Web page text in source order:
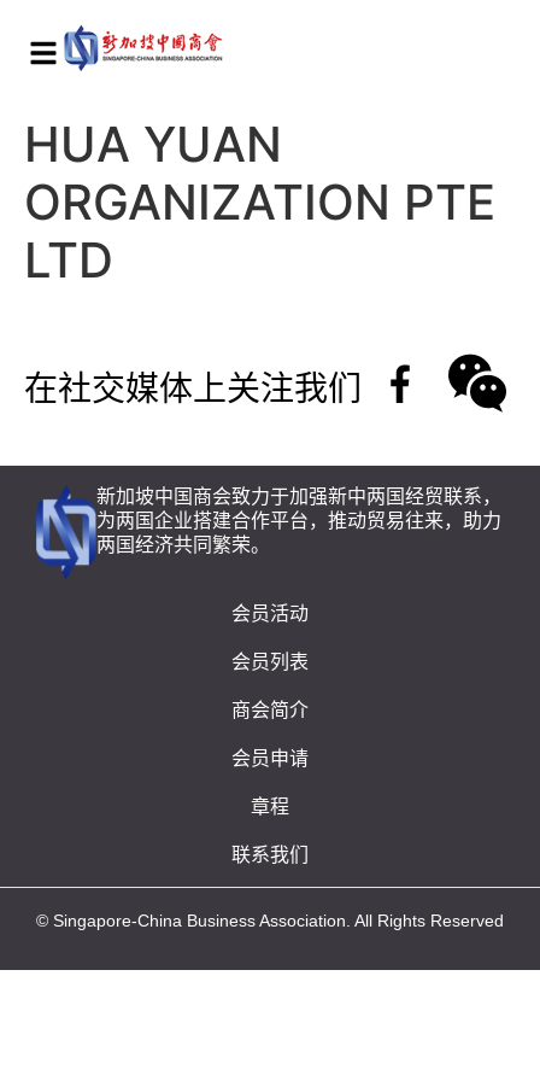
HUA YUAN
ORGANIZATION PTE
LTD
在社交媒体上关注我们
新加坡中国商会致力于加强新中两国经贸联系，
为两国企业搭建合作平台，推动贸易往来，助力
两国经济共同繁荣。
会员活动
会员列表
商会简介
会员申请
章程
联系我们
© Singapore-China Business Association. All Rights Reserved